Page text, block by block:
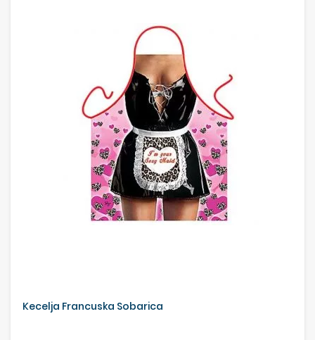
Kecelja Francuska Sobarica